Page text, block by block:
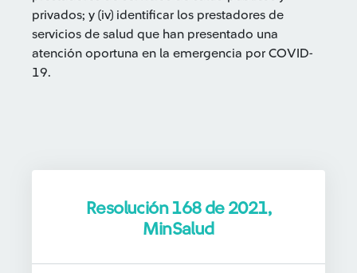
privados; y (iv) identificar los prestadores de
servicios de salud que han presentado una
atención oportuna en la emergencia por COVID-
19.
Resolución 168 de 2021,
MinSalud